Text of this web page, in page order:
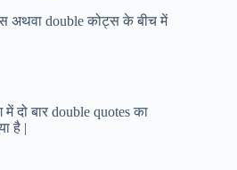
अथवा double कोट्स के बीच में
दो बार double quotes का
है |